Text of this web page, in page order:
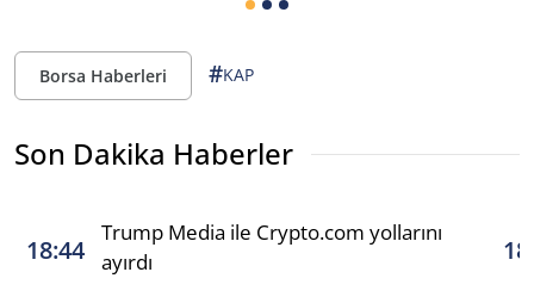
Borsa Haberleri #KAP
Son Dakika Haberler
18:44
Trump Media ile Crypto.com yollarını
ayırdı